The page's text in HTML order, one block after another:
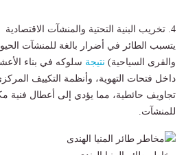
4. تخريب البنية التحتية والمنشآت الاقتصادية
يتسبب الطائر في أضرار بالغة للمنشآت
والقرى السياحية) نتيجة سلوكه في بناء
داخل فتحات التهوية، وأنظمة التكييف
تجاويف حائطية، مما يؤدي إلى أعطال فنية
للمنشآت.